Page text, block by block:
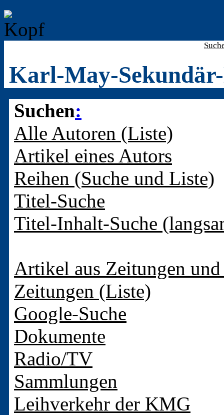
Karl-May-
Suchen:
Alle Autoren (Liste)
Artikel eines Autors
Reihen (Suche und Liste)
Titel-Suche
Titel-Inhalt-Suche
Artikel aus Zeitungen
Zeitungen (Liste)
Google-Suche
Dokumente
Radio/TV
Sammlungen
Leihverkehr der KMG